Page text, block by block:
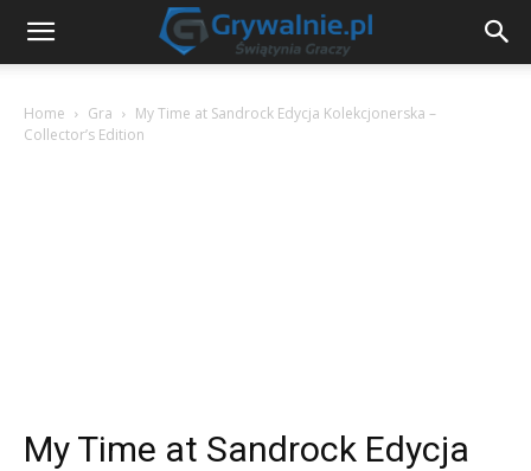
Home Gra
My Time at Sandrock Edycja Kolekcjonerska –
Collector’s Edition
My Time at Sandrock Edycja